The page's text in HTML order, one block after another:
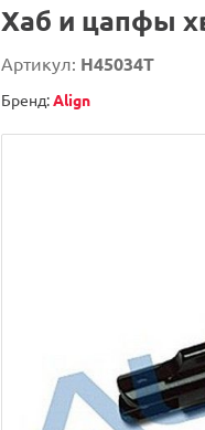
Хаб и цапфы
Артикул: H45034T
Бренд:Align